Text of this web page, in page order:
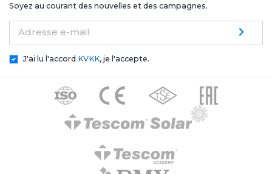
Soyez au courant des nouvelles et des campagnes.
Adresse e-mail
J'ai lu l'accord KVKK, je l'accepte.